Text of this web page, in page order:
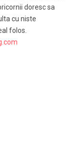
doresc sa
cu niste
folos.